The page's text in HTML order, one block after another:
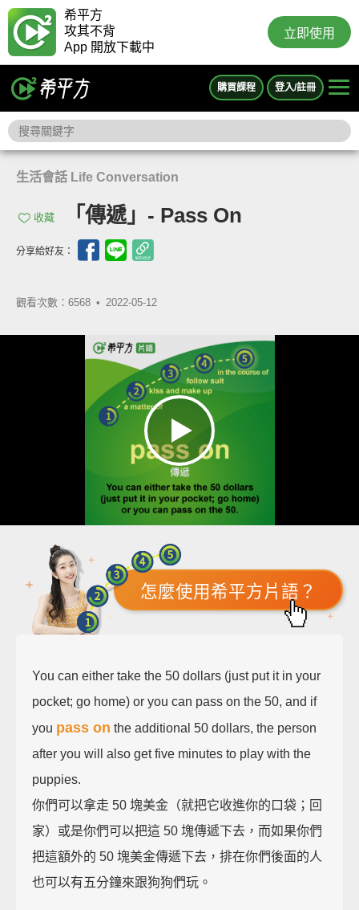
希平方
攻其不背
App 開放下載中
立即使用
購買課程 登入/註冊
生活會話 Life Conversation
收藏 「傳遞」- Pass On
分享給好友：
觀看次數：6568 • 2022-05-12
怎麼使用希平方片語？
You can either take the 50 dollars (just put it in your
pocket; go home) or you can pass on the 50, and if
you pass on the additional 50 dollars, the person
after you will also get five minutes to play with the
puppies.
你們可以拿走 50 塊美金（就把它收進你的口袋；回
家）或是你們可以把這 50 塊傳遞下去，而如果你們
把這額外的 50 塊美金傳遞下去，排在你們後面的人
也可以有五分鐘來跟狗狗們玩。